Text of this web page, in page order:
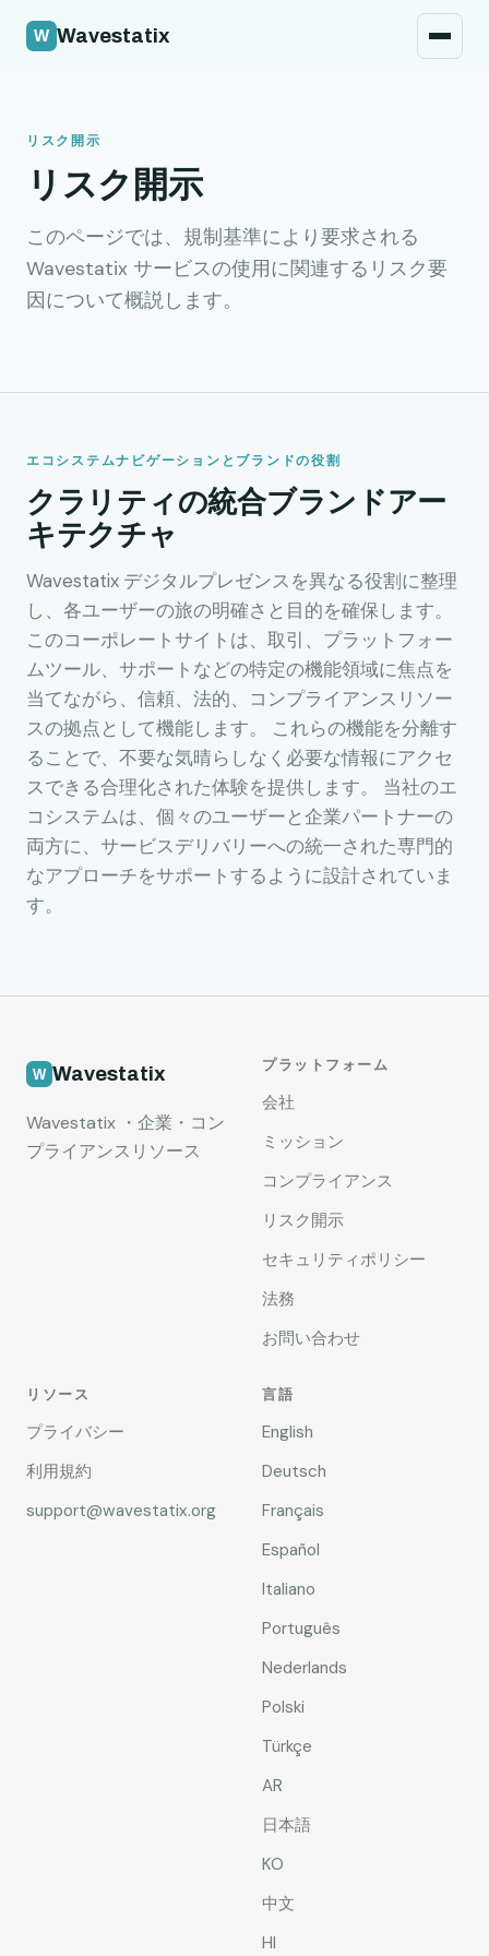
Wavestatix
セキュリティポリシー
リスク開示
リスク開示
このページでは、規制基準により要求される
Wavestatix サービスの使用に関連するリスク要
因について概説します。
エコシステムナビゲーションとブランドの役割
クラリティの統合ブランドアー
キテクチャ
Wavestatix デジタルプレゼンスを異なる役割に整理
し、各ユーザーの旅の明確さと目的を確保します。
このコーポレートサイトは、取引、プラットフォー
ムツール、サポートなどの特定の機能領域に焦点を
当てながら、信頼、法的、コンプライアンスリソー
スの拠点として機能します。 これらの機能を分離す
ることで、不要な気晴らしなく必要な情報にアクセ
スできる合理化された体験を提供します。 当社のエ
コシステムは、個々のユーザーと企業パートナーの
両方に、サービスデリバリーへの統一された専門的
なアプローチをサポートするように設計されていま
す。
Wavestatix
Wavestatix ・企業・コン
プライアンスリソース
プラットフォーム
会社
ミッション
コンプライアンス
リスク開示
セキュリティポリシー
法務
お問い合わせ
リソース
プライバシー
利用規約
support@wavestatix.org
言語
English
Deutsch
Français
Español
Italiano
Português
Nederlands
Polski
Türkçe
AR
日本語
KO
中文
HI